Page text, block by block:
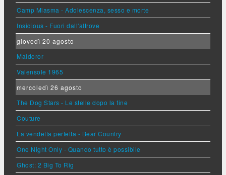
Camp Miasma - Adolescenza, sesso e morte
Insidious - Fuori dall'altrove
giovedì 20 agosto
Maldoror
Valensole 1965
mercoledì 26 agosto
The Dog Stars - Le stelle dopo la fine
Couture
La vendetta perfetta - Bear Country
One Night Only - Quando tutto è possibile
Ghost: 2 Big To Rig